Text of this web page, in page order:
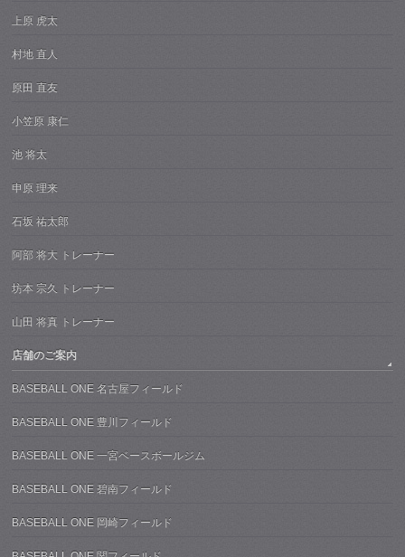
上原 虎太
村地 直人
原田 直友
小笠原 康仁
池 将太
申原 理来
石坂 祐太郎
阿部 将大 トレーナー
坊本 宗久 トレーナー
山田 将真 トレーナー
店舗のご案内
BASEBALL ONE 名古屋フィールド
BASEBALL ONE 豊川フィールド
BASEBALL ONE 一宮ベースボールジム
BASEBALL ONE 碧南フィールド
BASEBALL ONE 岡崎フィールド